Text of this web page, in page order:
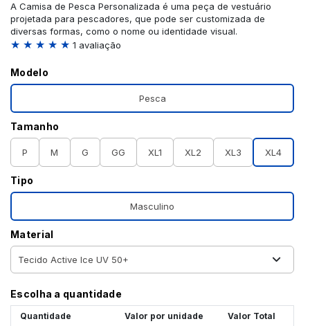
A Camisa de Pesca Personalizada é uma peça de vestuário
projetada para pescadores, que pode ser customizada de
diversas formas, como o nome ou identidade visual.
★ ★ ★ ★ ★ 1 avaliação
Modelo
Pesca
Tamanho
P M G GG XL1 XL2 XL3 XL4
Tipo
Masculino
Material
Escolha a quantidade
Quantidade Valor por unidade Valor Total